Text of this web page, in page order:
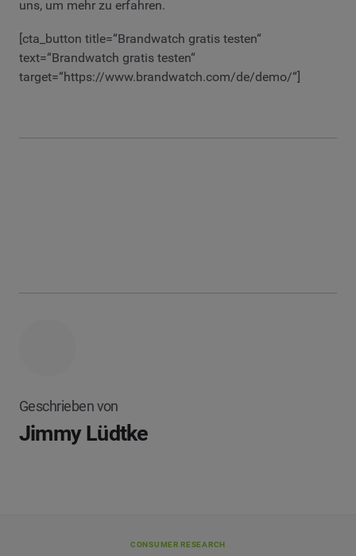
uns, um mehr zu erfahren.
[cta_button title=“Brandwatch gratis testen“
text=“Brandwatch gratis testen“
target=“https://www.brandwatch.com/de/demo/“]
Geschrieben von
Jimmy Lüdtke
CONSUMER RESEARCH